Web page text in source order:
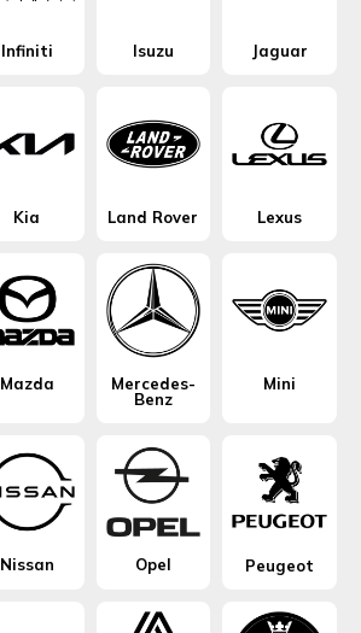
Infiniti Isuzu Jaguar
Kia Land Rover Lexus
Mazda
Mercedes-
Benz
Mini
Nissan Opel Peugeot